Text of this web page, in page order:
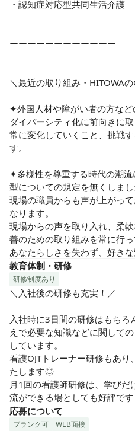
・認知症対応型共同生活介護
ーーーーーーーーーーーー
＼最近の取り組み・HITOWA
✦外国人材や障がい者の方な
ダイバーシティ化に前向きに取
常に変化していくこと、挑戦
す。
✦多様性を尊重する時代の潮
型についての規定を無くしまし
現場の職員からも声が上がっ
なります。
現場からの声を取り入れ、柔
善のための取り組みを常に行っ
あなたらしさを失わず、好き
教育体制・研修
研修制度あり
＼入社後の研修も充実！／
入社時に3日間の研修はもちろ
えで必要な知識などに関して
しています。
看護OJTトレーナー研修もあ
たします◎
月1回の看護師研修は、学び
流ができる場としても好評です
応募について
ブランク可 WEB面接